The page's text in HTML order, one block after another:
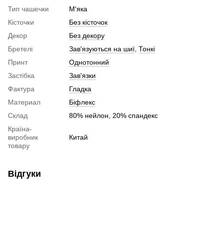
Тип чашечки
М'яка
Кісточки
Без кісточок
Декор
Без декору
Бретелі
Зав'язуються на шиї Тонкі
Принт
Однотонний
Застібка
Зав'язки
Фактура
Гладка
Материал
Біфлекс
Склад
80% нейлон, 20% спандекс
Країна-
виробник
товару
Китай
Відгуки